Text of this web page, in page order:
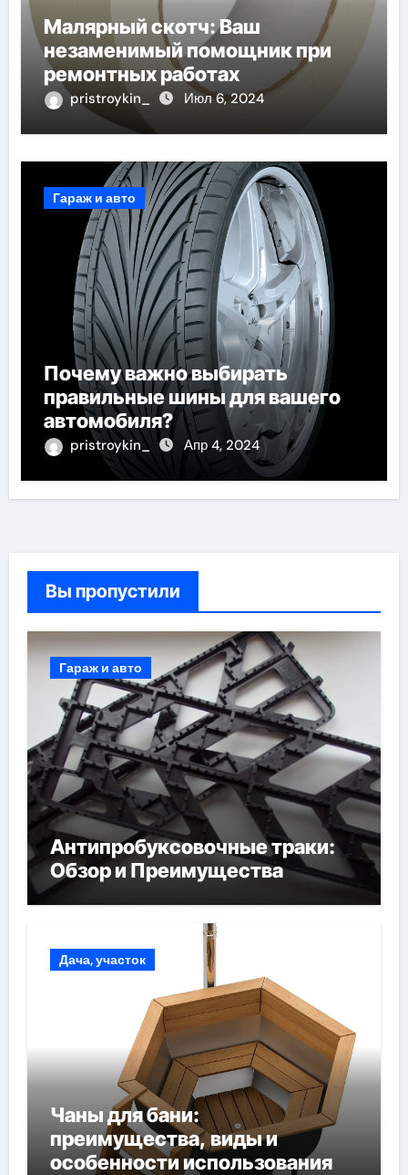
Малярный скотч: Ваш
незаменимый помощник при
ремонтных работах
pristroykin_ Июл 6, 2024
Гараж и авто
Почему важно выбирать
правильные шины для вашего
автомобиля?
pristroykin_ Апр 4, 2024
Вы пропустили
Гараж и авто
Антипробуксовочные траки:
Обзор и Преимущества
Дача, участок
Чаны для бани:
преимущества, виды и
особенности использования